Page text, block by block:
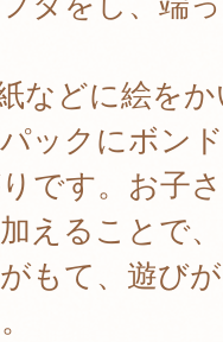
などに絵を
ックにボン
です。お子
えることで
もて、遊び